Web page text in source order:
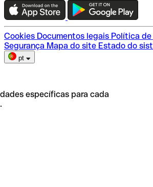
Escolha do plano
Cookies Documentos legais Política
Segurança Mapa do site Estado do
pt
específicas para cada